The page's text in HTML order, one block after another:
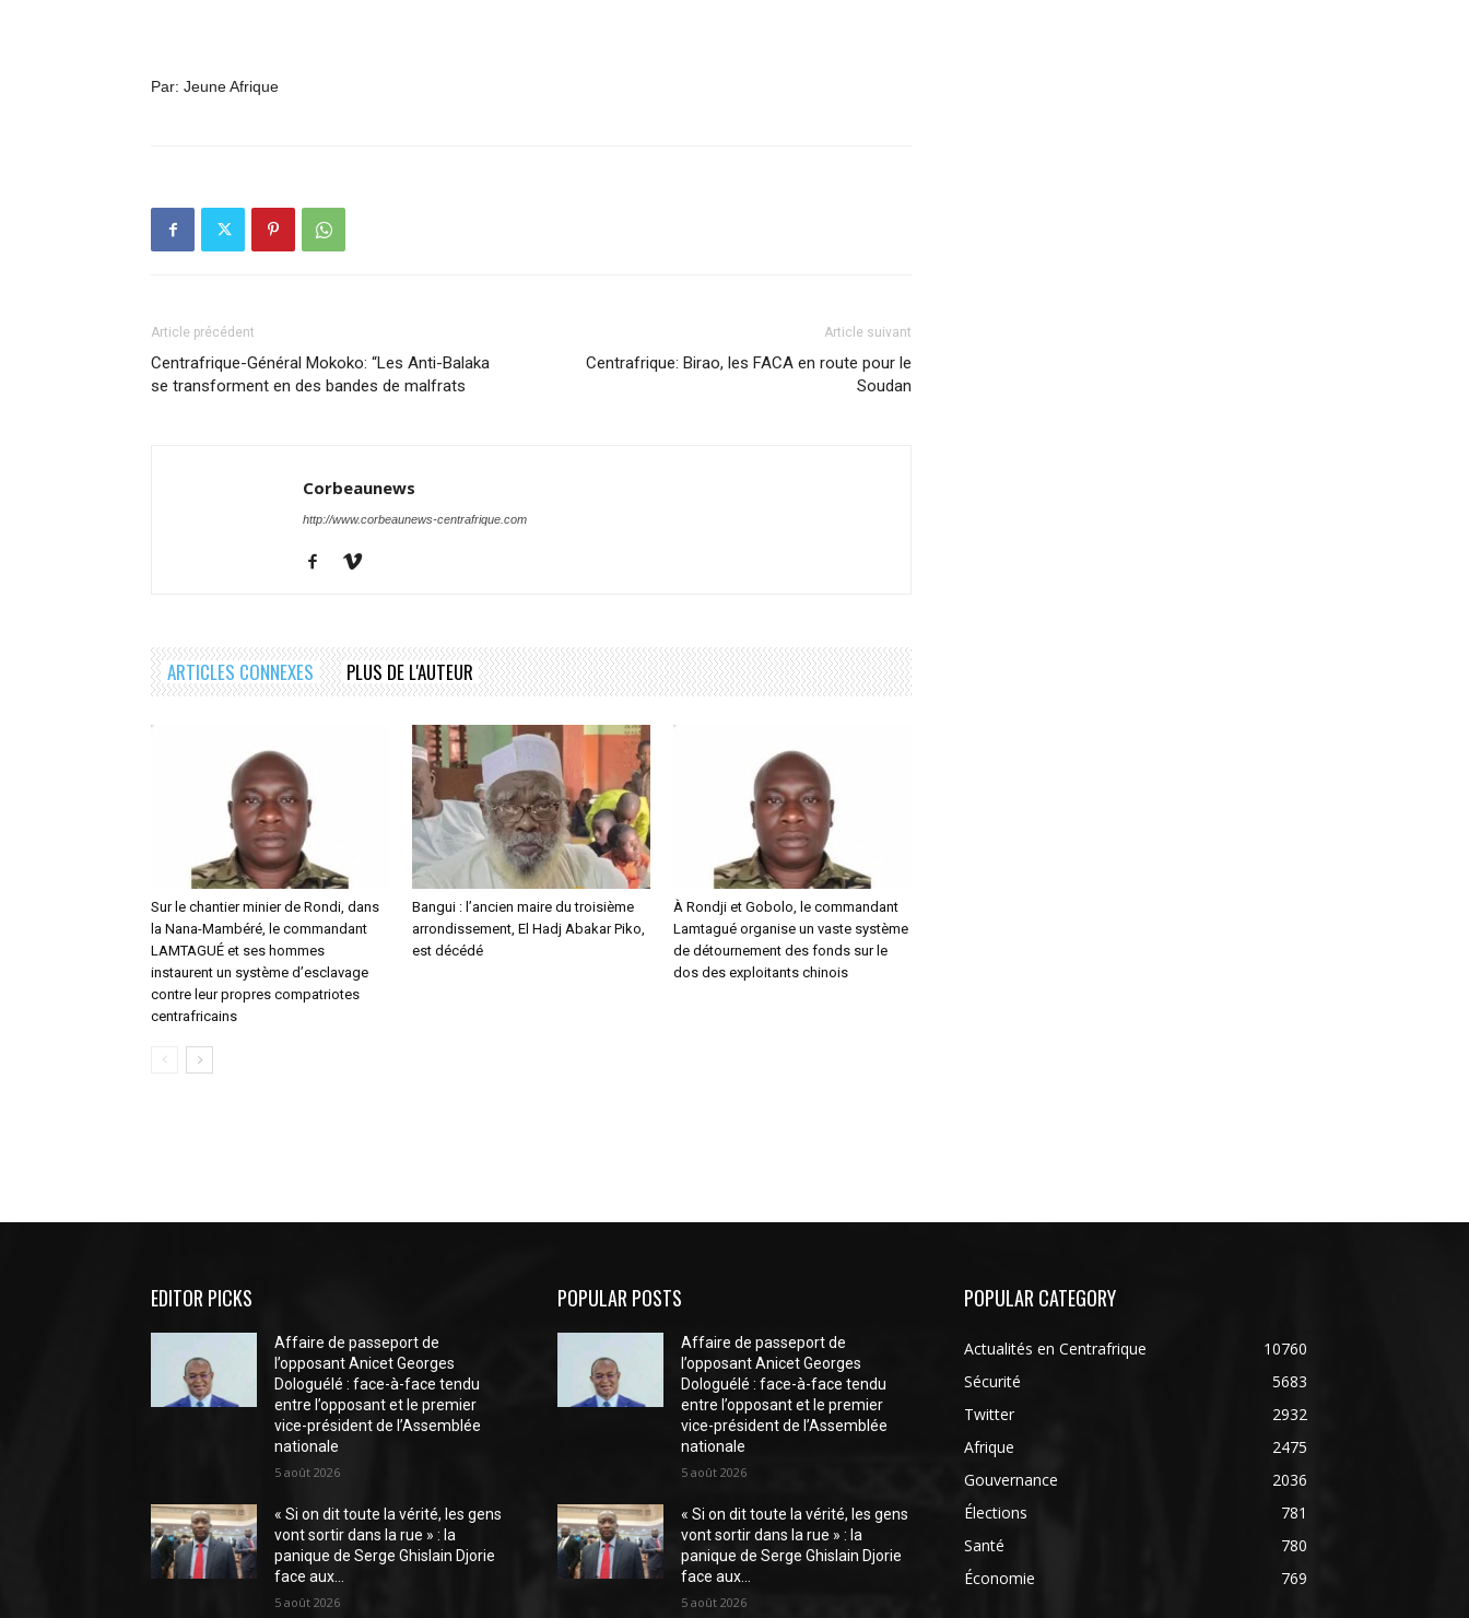
Par: Jeune Afrique
Article précédent
Centrafrique-Général Mokoko: “Les Anti-Balaka
se transforment en des bandes de malfrats
Article suivant
Centrafrique: Birao, les FACA en route pour le
Soudan
Corbeaunews
http://www.corbeaunews-centrafrique.com
ARTICLES CONNEXES PLUS DE L'AUTEUR
Sur le chantier minier de Rondi, dans
la Nana-Mambéré, le commandant
LAMTAGUÉ et ses hommes
instaurent un système d’esclavage
contre leur propres compatriotes
centrafricains
Bangui : l’ancien maire du troisième
arrondissement, El Hadj Abakar Piko,
est décédé
À Rondji et Gobolo, le commandant
Lamtagué organise un vaste système
de détournement des fonds sur le
dos des exploitants chinois
EDITOR PICKS
Affaire de passeport de
l’opposant Anicet Georges
Dologuélé : face-à-face tendu
entre l’opposant et le premier
vice-président de l’Assemblée
nationale
5 août 2026
« Si on dit toute la vérité, les gens
vont sortir dans la rue » : la
panique de Serge Ghislain Djorie
face aux...
5 août 2026
POPULAR POSTS
Affaire de passeport de
l’opposant Anicet Georges
Dologuélé : face-à-face tendu
entre l’opposant et le premier
vice-président de l’Assemblée
nationale
5 août 2026
« Si on dit toute la vérité, les gens
vont sortir dans la rue » : la
panique de Serge Ghislain Djorie
face aux...
5 août 2026
POPULAR CATEGORY
Actualités en Centrafrique
10760
Sécurité
5683
Twitter
2932
Afrique
2475
Gouvernance
2036
Élections
781
Santé
780
Économie
769